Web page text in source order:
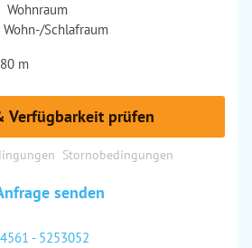
Wohnraum
Wohn-/Schlafraum
m
Verfügbarkeit prüfen
Stornobedingungen
senden
- 5253052